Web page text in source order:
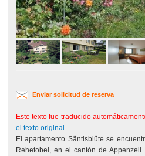
Enviar solicitud de reserva
Este texto fue traducido
el texto original
El apartamento Säntisblüte se
Rehetobel, en el cantón de